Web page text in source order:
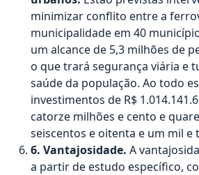
minimizar conflito entre a
municipalidade em 40
um alcance de 5,3 milhões de
o que trará segurança viária e
saúde da população. Ao todo
investimentos de R$
catorze milhões e cento e
seiscentos e oitenta e um mil e
6. Vantajosidade. A
a partir de estudo específico,